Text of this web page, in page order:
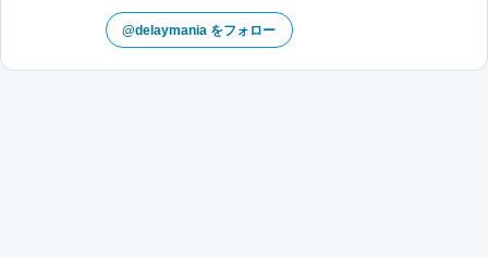
@delaymania をフォロー